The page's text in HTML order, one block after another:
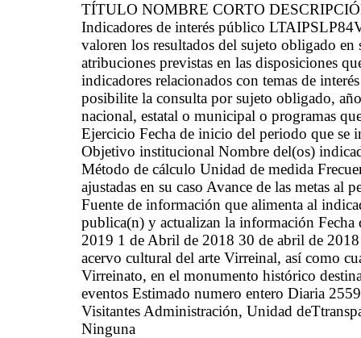
TÍTULO NOMBRE CORTO
Indicadores de interés público
valoren los resultados del sujeto obligado
atribuciones previstas en las disposiciones
indicadores relacionados con temas de
posibilite la consulta por sujeto obligado,
nacional, estatal o municipal o programas
Ejercicio Fecha de inicio del periodo que se
Objetivo institucional Nombre del(os)
Método de cálculo Unidad de medida
ajustadas en su caso Avance de las metas
Fuente de información que alimenta al
publica(n) y actualizan la información
2019 1 de Abril de 2018 30 de abril de
acervo cultural del arte Virreinal, así como
Virreinato, en el monumento histórico
eventos Estimado numero entero Diaria
Visitantes Administración, Unidad
Ninguna